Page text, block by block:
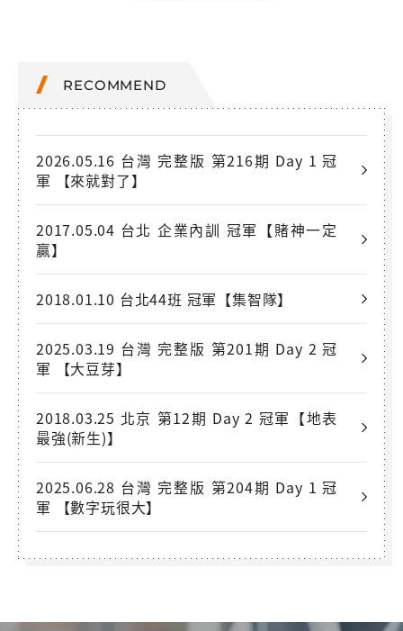
RECOMMEND
2026.05.16 台灣 完整版 第216期 Day 1 冠
軍 【來就對了】
2017.05.04 台北 企業內訓 冠軍【賭神一定
贏】
2018.01.10 台北44班 冠軍【集智隊】
2025.03.19 台灣 完整版 第201期 Day 2 冠
軍 【大豆芽】
2018.03.25 北京 第12期 Day 2 冠軍【地表
最強(新生)】
2025.06.28 台灣 完整版 第204期 Day 1 冠
軍 【數字玩很大】